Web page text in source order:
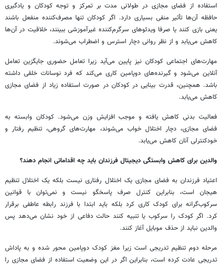
استفاده از فضای مجازی در طولانی مدت بر تمرکز و توجه کودکان و یادگیری
حافظه آن‌ها تأثیر منفی بسیاری دارد. اگر کودکان تنها مصرف‌کننده منفعل باشند
یعنی بازی کنند یا صرفا ویدئوهای سرگرم‌کننده غیرآموزشی ببینند، خلاقیت در آن‌ها
کاهش می‌یابد و از نظر روانی دچار استرس و اضطراب می‌شوند.
مهارت‌های اجتماعی کودکان نیز پایین می‌آید زیرا تعامل حضوری جایگزین تعامل
آنلاین می‌شود و گیرنده‌های دوپامین کاری می‌کند که فرد نوسانات خلقی داشته
باشد. همچنین، قدرت بینایی در کودکان در صورت استفاده زیاد از فضای مجازی
کاهش می‌یابد.
فعالیت بدنی کاهش یافته و موجب افزایش وزن می‌شود. کودکان وابسته به
فضای مجازی، دچار اختلال خواب می‌شوند، مهارت‌های گروهی، تنظیم رفتار و
خودکنترلی آنان کاهش می‌یابد.
والدین برای کاهش وابستگی دیجیتال فرزندان باید چه اقداماتی انجام دهند؟
اعتیاد فرزندان به فضای مجازی یک اختلال رفتاری نیست بلکه یک اختلال تنظیم
هیجان است، بنابراین کنترل صرف پاسخگو نیست و نمی‌توان با قوانین
سرکوب‌گرانه برای کودک کاری کرد بلکه باید ابتدا با فرزند رابطه عاطفی برقرار
کرد. اگر کودک را سرکوب یا تنبیه کنند حالت دفاعی از خود نشان می‌دهد پس
والدین نباید از حذف موبایل آغاز کنند.
مرحله دوم تنظیم تدریجی است زیرا مغز کودک دوپامین محور شده و به پاداش
تدریجی عادت کرده است، بنابراین اگر در این وضعیت استفاده از فضای مجازی را